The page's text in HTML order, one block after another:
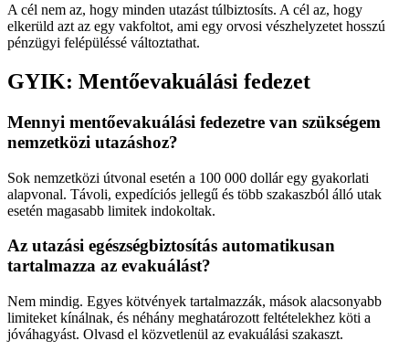
A cél nem az, hogy minden utazást túlbiztosíts. A cél az, hogy
elkerüld azt az egy vakfoltot, ami egy orvosi vészhelyzetet hosszú
pénzügyi felépüléssé változtathat.
GYIK: Mentőevakuálási fedezet
Mennyi mentőevakuálási fedezetre van szükségem
nemzetközi utazáshoz?
Sok nemzetközi útvonal esetén a 100 000 dollár egy gyakorlati
alapvonal. Távoli, expedíciós jellegű és több szakaszból álló utak
esetén magasabb limitek indokoltak.
Az utazási egészségbiztosítás automatikusan
tartalmazza az evakuálást?
Nem mindig. Egyes kötvények tartalmazzák, mások alacsonyabb
limiteket kínálnak, és néhány meghatározott feltételekhez köti a
jóváhagyást. Olvasd el közvetlenül az evakuálási szakaszt.